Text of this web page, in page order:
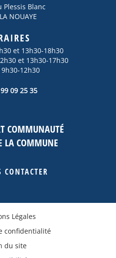
Plessis Blanc
NOUAYE
et 13h30-18h30
et 13h30-17h30
12h30
09 25 35
COMMUNAUTÉ
LA COMMUNE
CONTACTER
Légales
confidentialité
du site